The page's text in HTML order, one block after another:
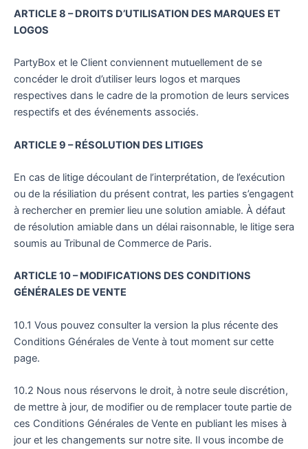
ARTICLE 8 – DROITS D’UTILISATION DES MARQUES ET
LOGOS
PartyBox et le Client conviennent mutuellement de se
concéder le droit d’utiliser leurs logos et marques
respectives dans le cadre de la promotion de leurs services
respectifs et des événements associés.
ARTICLE 9 – RÉSOLUTION DES LITIGES
En cas de litige découlant de l’interprétation, de l’exécution
ou de la résiliation du présent contrat, les parties s’engagent
à rechercher en premier lieu une solution amiable. À défaut
de résolution amiable dans un délai raisonnable, le litige sera
soumis au Tribunal de Commerce de Paris.
ARTICLE 10 – MODIFICATIONS DES CONDITIONS
GÉNÉRALES DE VENTE
10.1 Vous pouvez consulter la version la plus récente des
Conditions Générales de Vente à tout moment sur cette
page.
10.2 Nous nous réservons le droit, à notre seule discrétion,
de mettre à jour, de modifier ou de remplacer toute partie de
ces Conditions Générales de Vente en publiant les mises à
jour et les changements sur notre site. Il vous incombe de